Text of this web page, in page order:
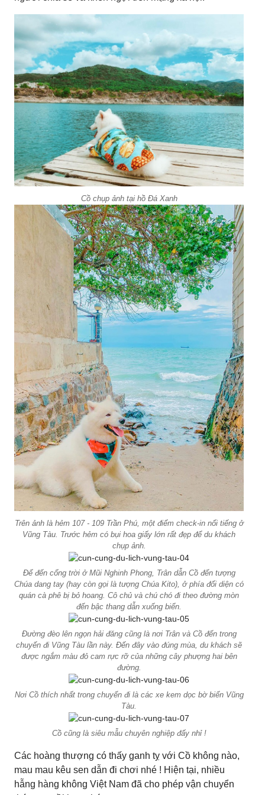
Cồ chụp ảnh tại hồ Đá Xanh
Trên ảnh là hẻm 107 - 109 Trần Phú, một điểm check-in nổi tiếng ở
Vũng Tàu. Trước hẻm có bụi hoa giấy lớn rất đẹp để du khách
chụp ảnh.
Để đến cổng trời ở Mũi Nghinh Phong, Trân dẫn Cồ đến tượng
Chúa dang tay (hay còn gọi là tượng Chúa Kito), ở phía đối diện có
quán cà phê bị bỏ hoang. Cô chủ và chú chó đi theo đường mòn
đến bậc thang dẫn xuống biển.
Đường đèo lên ngọn hải đăng cũng là nơi Trân và Cồ đến trong
chuyến đi Vũng Tàu lần này. Đến đây vào đúng mùa, du khách sẽ
được ngắm màu đỏ cam rực rỡ của những cây phượng hai bên
đường.
Nơi Cồ thích nhất trong chuyến đi là các xe kem dọc bờ biển Vũng
Tàu.
Cồ cũng là siêu mẫu chuyên nghiệp đấy nhỉ !
Các hoàng thượng có thấy ganh tỵ với Cồ không nào,
mau mau kêu sen dẫn đi chơi nhé ! Hiện tại, nhiều
hẫng hàng không Việt Nam đã cho phép vận chuyển